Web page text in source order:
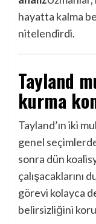
hayatta kalma
nitelendirdi.
Tayland
kurma
Tayland’ın iki
genel
sonra dün
çalışacaklarını
görevi kolayca
belirsizliğini